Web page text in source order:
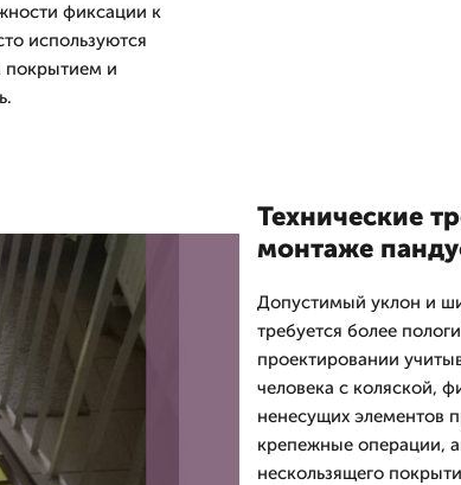
фиксации к
используются
покрытием и
Технические
монтаже
Допустимый уклон и
требуется более
проектировании
человека с коляской,
ненесущих элементов
крепежные операции,
нескользящего